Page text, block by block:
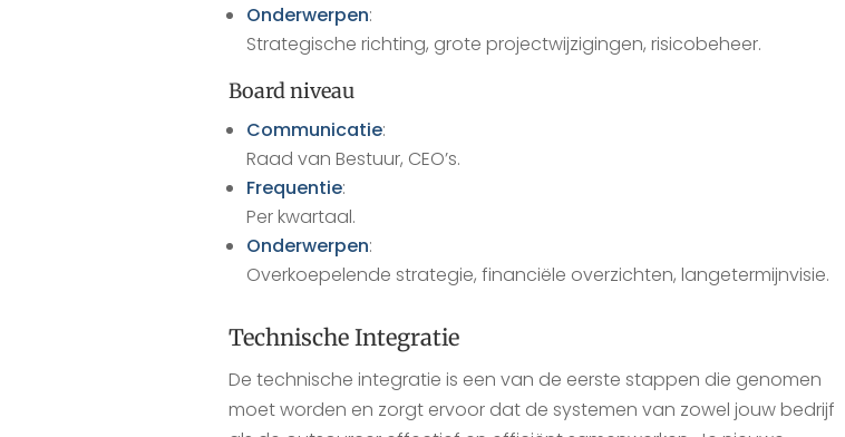
Onderwerpen:
Strategische richting, grote projectwijzigingen, risicobeheer.
Board niveau
Communicatie:
Raad van Bestuur, CEO’s.
Frequentie:
Per kwartaal.
Onderwerpen:
Overkoepelende strategie, financiële overzichten, langetermijnvisie.
Technische Integratie
De technische integratie is een van de eerste stappen die genomen
moet worden en zorgt ervoor dat de systemen van zowel jouw bedrijf